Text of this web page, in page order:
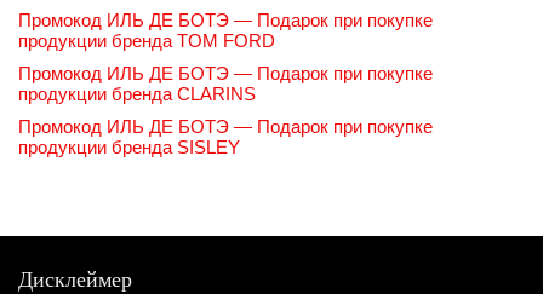
Промокод ИЛЬ ДЕ БОТЭ — Подарок при покупке
продукции бренда TOM FORD
Промокод ИЛЬ ДЕ БОТЭ — Подарок при покупке
продукции бренда CLARINS
Промокод ИЛЬ ДЕ БОТЭ — Подарок при покупке
продукции бренда SISLEY
Дисклеймер